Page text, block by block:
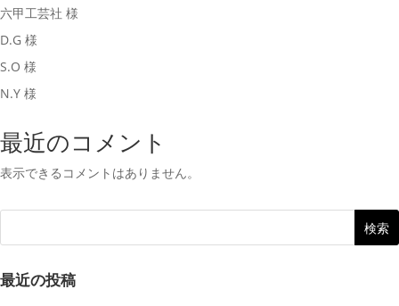
六甲工芸社 様
D.G 様
S.O 様
N.Y 様
最近のコメント
表示できるコメントはありません。
最近の投稿